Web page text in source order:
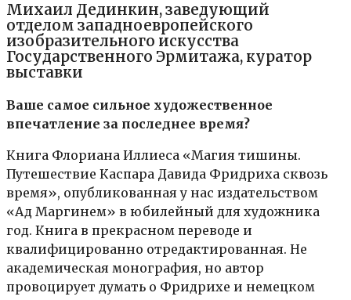
Михаил Дединкин, заведующий
отделом западноевропейского
изобразительного искусства
Государственного Эрмитажа, куратор
выставки
Ваше самое сильное художественное
впечатление за последнее время?
Книга Флориана Иллиеса «Магия тишины.
Путешествие Каспара Давида Фридриха сквозь
время», опубликованная у нас издательством
«Ад Маргинем» в юбилейный для художника
год. Книга в прекрасном переводе и
квалифицированно отредактированная. Не
академическая монография, но автор
провоцирует думать о Фридрихе и немецком